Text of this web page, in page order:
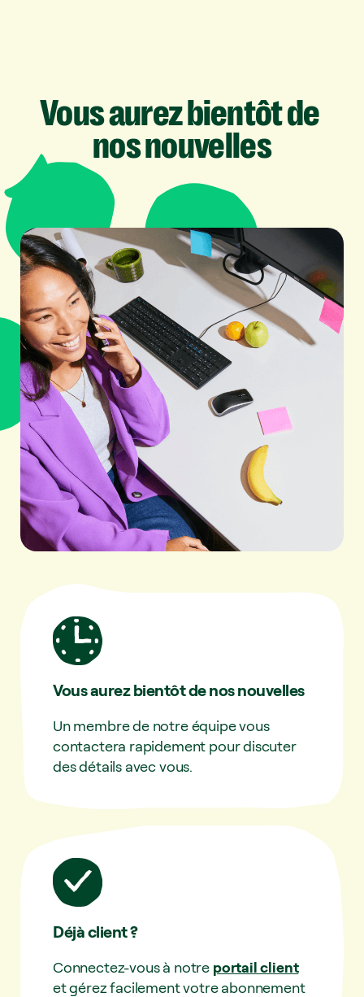
Vousaurezbientôtde
nosnouvelles
Vous aurez bientôt de nos nouvelles
Un membre de notre équipe vous
contactera rapidement pour discuter
des détails avec vous.
Déjà client ?
Connectez-vous à notre portail client
et gérez facilement votre abonnement